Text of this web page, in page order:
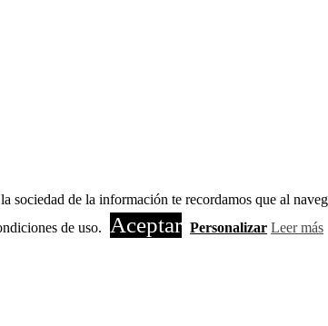
de la información te recordamos que al
de uso.
Aceptar Personalizar Leer más